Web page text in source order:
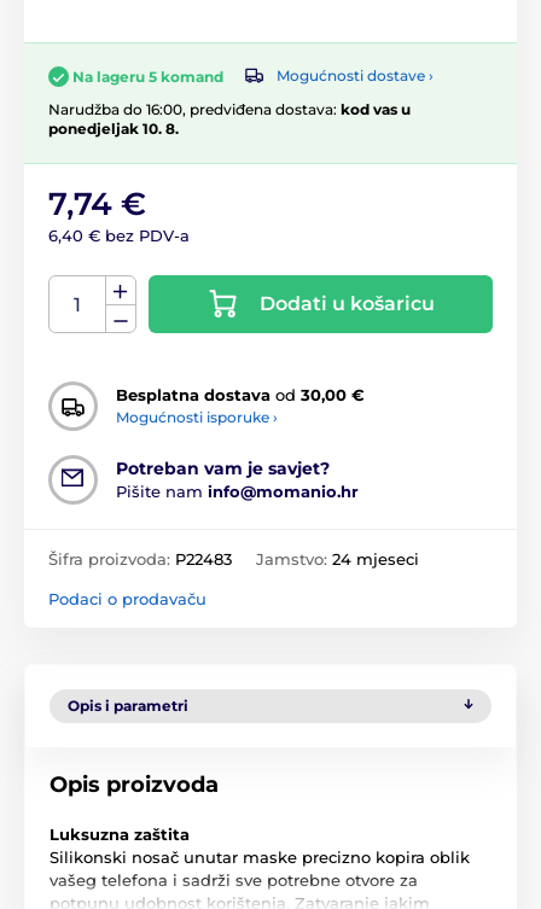
Na lageru 5 komand
Mogućnosti dostave ›
Narudžba do 16:00, predviđena dostava: kod vas u
ponedjeljak 10. 8.
7,74 €
6,40 € bez PDV-a
Dodati u košaricu
Besplatna dostava od 30,00 €
Mogućnosti isporuke ›
Potreban vam je savjet?
Pišite nam info@momanio.hr
Šifra proizvoda: P22483 Jamstvo: 24 mjeseci
Podaci o prodavaču
Opis i parametri
Opis proizvoda
Luksuzna zaštita
Silikonski nosač unutar maske precizno kopira oblik
vašeg telefona i sadrži sve potrebne otvore za
potpunu udobnost korištenja. Zatvaranje jakim